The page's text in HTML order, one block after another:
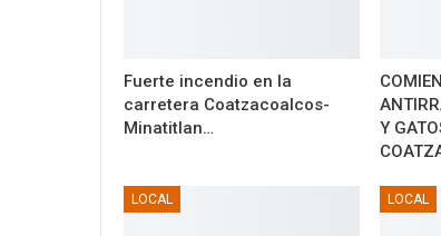
Fuerte incendio en la
carretera Coatzacoalcos-
Minatitlan…
Y
LOCAL LOCAL